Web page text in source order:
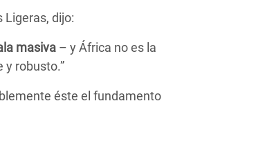
Ligeras, dijo:
masiva – y África no es la
robusto.”
éste el fundamento